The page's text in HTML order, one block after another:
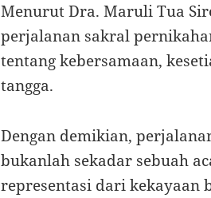
Menurut Dra. Maruli Tua
perjalanan sakral
tentang kebersamaan,
tangga.
Dengan demikian,
bukanlah sekadar sebuah
representasi dari